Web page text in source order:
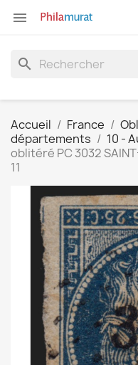

search
Accueil France
départements
10 -
oblitéré PC 3032
11